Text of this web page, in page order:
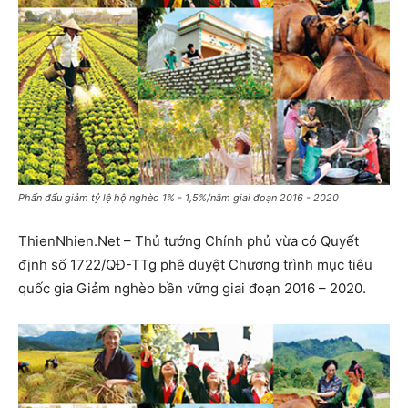
Phấn đấu giảm tỷ lệ hộ nghèo 1% - 1,5%/năm giai đoạn 2016 - 2020
ThienNhien.Net – Thủ tướng Chính phủ vừa có Quyết
định số 1722/QĐ-TTg phê duyệt Chương trình mục tiêu
quốc gia Giảm nghèo bền vững giai đoạn 2016 – 2020.